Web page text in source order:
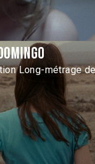
Long-métrage